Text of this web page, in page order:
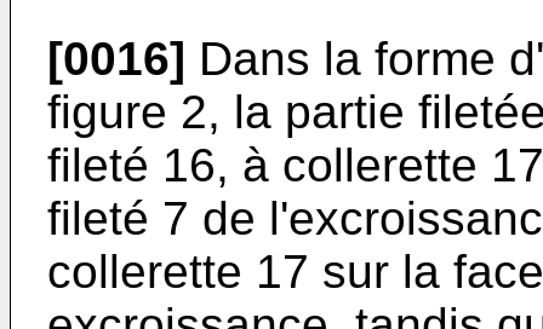
[0016] Dans la forme
figure 2, la partie
fileté 16, à collerette
fileté 7 de
collerette 17 sur la